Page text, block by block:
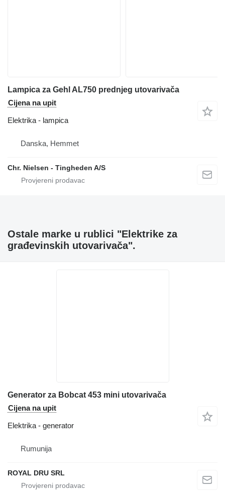
Lampica za Gehl AL750 prednjeg utovarivača
Cijena na upit
Elektrika - lampica
Danska, Hemmet
Chr. Nielsen - Tingheden A/S
Ostale marke u rublici "Elektrike za
građevinskih utovarivača".
Generator za Bobcat 453 mini utovarivača
Cijena na upit
Elektrika - generator
Rumunija
ROYAL DRU SRL